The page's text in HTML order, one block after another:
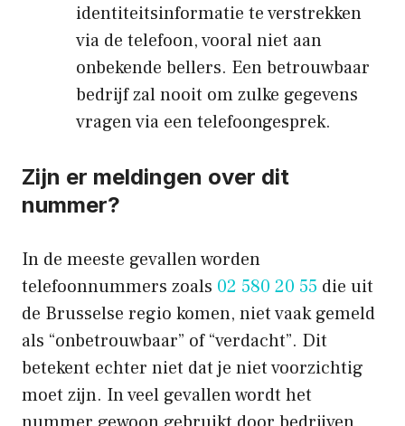
identiteitsinformatie te verstrekken
via de telefoon, vooral niet aan
onbekende bellers. Een betrouwbaar
bedrijf zal nooit om zulke gegevens
vragen via een telefoongesprek.
Zijn er meldingen over dit
nummer?
In de meeste gevallen worden
telefoonnummers zoals 02 580 20 55 die uit
de Brusselse regio komen, niet vaak gemeld
als “onbetrouwbaar” of “verdacht”. Dit
betekent echter niet dat je niet voorzichtig
moet zijn. In veel gevallen wordt het